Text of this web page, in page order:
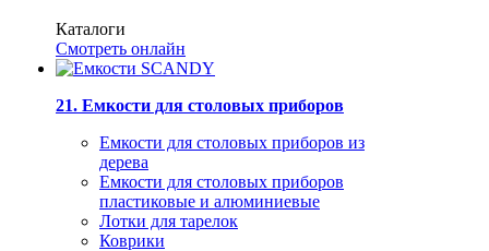
Каталоги
Смотреть онлайн
21. Емкости для столовых приборов
Емкости для столовых приборов из
дерева
Емкости для столовых приборов
пластиковые и алюминиевые
Лотки для тарелок
Коврики